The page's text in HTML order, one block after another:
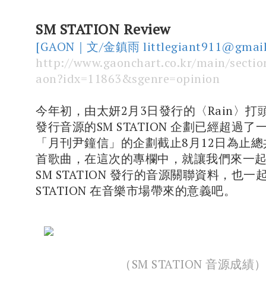
SM STATION Review
[GAON｜文/金鎮雨
http://www.gaonchart.co.kr/main/
aon?idx=11863&sgenre=opinion
今年初，由太妍2月3日發行的〈Rain〉打
發行音源的SM STATION 企劃已經超過了
「月刊尹鐘信」的企劃截止8月12日為止
首歌曲，在這次的專欄中，就讓我們來一
SM STATION 發行的音源關聯資料，也一
STATION 在音樂市場帶來的意義吧。
（SM STATION 音源成績）